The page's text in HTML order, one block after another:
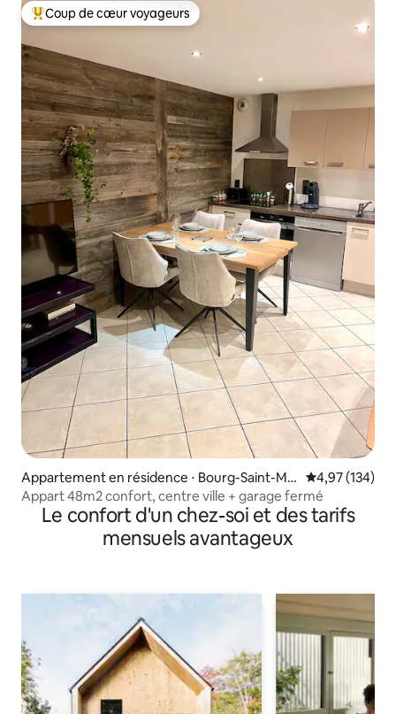
Coups de cœur voyageurs les plus appréciés
Coup de cœur voyageurs
Appartement en résidence ⋅ Bourg-Saint-Ma
urice
Évaluation
4,97 (134)
Appart 48m2 confort, centre ville + garage fermé
Le confort d'un chez-soi et des tarifs
mensuels avantageux